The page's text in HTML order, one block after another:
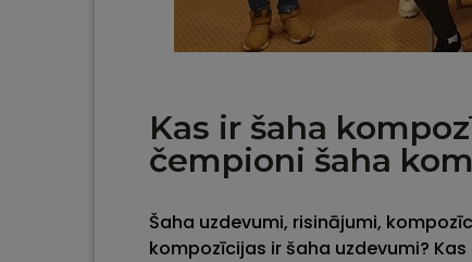
Kas ir šaha
čempioni šaha
Šaha uzdevumi, risinājumi,
kompozīcijas ir šaha uzdevumi?